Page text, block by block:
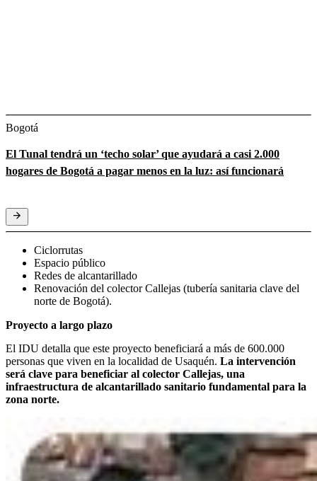
Bogotá
El Tunal tendrá un ‘techo solar’ que ayudará a casi 2.000
hogares de Bogotá a pagar menos en la luz: así funcionará
Ciclorrutas
Espacio público
Redes de alcantarillado
Renovación del colector Callejas (tubería sanitaria clave del
norte de Bogotá).
Proyecto a largo plazo
El IDU detalla que este proyecto beneficiará a más de 600.000
personas que viven en la localidad de Usaquén. La intervención
será clave para beneficiar al colector Callejas, una
infraestructura de alcantarillado sanitario fundamental para la
zona norte.